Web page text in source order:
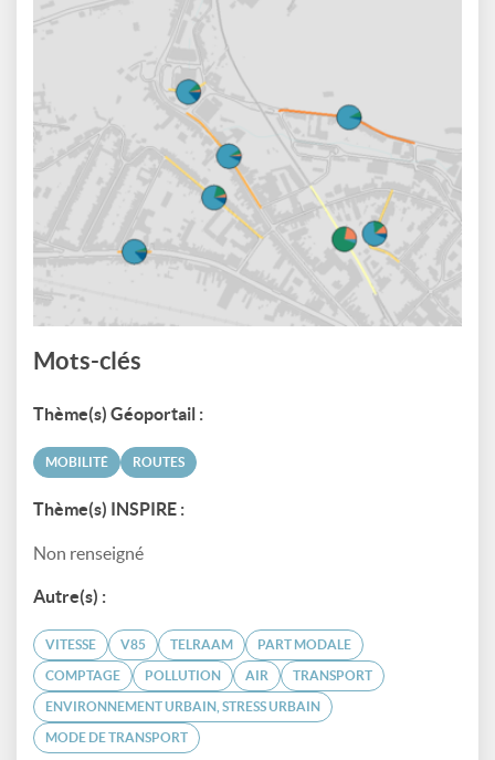
Mots-clés
Thème(s) Géoportail :
MOBILITÉ ROUTES
Thème(s) INSPIRE :
Non renseigné
Autre(s) :
VITESSE V85 TELRAAM PART MODALE
COMPTAGE POLLUTION AIR TRANSPORT
ENVIRONNEMENT URBAIN, STRESS URBAIN
MODE DE TRANSPORT